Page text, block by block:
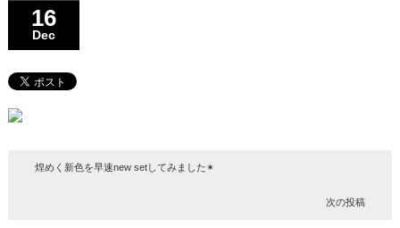
16
Dec
煌めく新色を早速new setしてみました✴︎
次の投稿